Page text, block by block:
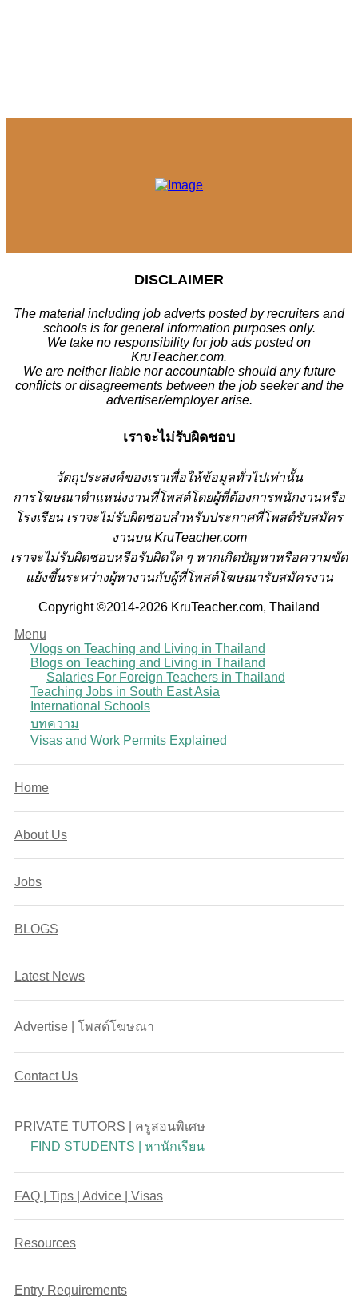
DISCLAIMER
The material including job adverts posted by recruiters and
schools is for general information purposes only.
We take no responsibility for job ads posted on
KruTeacher.com.
We are neither liable nor accountable should any future
conflicts or disagreements between the job seeker and the
advertiser/employer arise.
เราจะไม่รับผิดชอบ
วัตถุประสงค์ของเราเพื่อให้ข้อมูลทั่วไปเท่านั้น
การโฆษณาตำแหน่งงานที่โพสต์โดยผู้ที่ต้องการพนักงานหรือ
โรงเรียน เราจะไม่รับผิดชอบสำหรับประกาศที่โพสต์รับสมัคร
งานบน KruTeacher.com
เราจะไม่รับผิดชอบหรือรับผิดใด ๆ หากเกิดปัญหาหรือความขัด
แย้งขึ้นระหว่างผู้หางานกับผู้ที่โพสต์โฆษณารับสมัครงาน
Copyright ©2014-2026 KruTeacher.com, Thailand
Menu
Vlogs on Teaching and Living in Thailand
Blogs on Teaching and Living in Thailand
Salaries For Foreign Teachers in Thailand
Teaching Jobs in South East Asia
International Schools
บทความ
Visas and Work Permits Explained
Home
About Us
Jobs
BLOGS
Latest News
Advertise | โพสต์โฆษณา
Contact Us
PRIVATE TUTORS | ครูสอนพิเศษ
FIND STUDENTS | หานักเรียน
FAQ | Tips | Advice | Visas
Resources
Entry Requirements